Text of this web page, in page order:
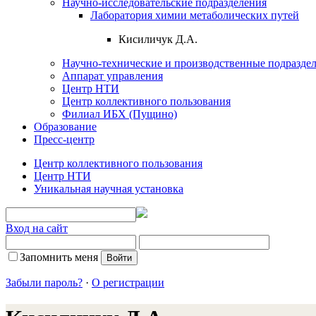
Лаборатория химии метаболических путей
Кисиличук Д.А.
Научно-технические и производственные
Аппарат управления
Центр НТИ
Центр коллективного пользования
Филиал ИБХ (Пущино)
Образование
Пресс-центр
Центр коллективного пользования
Центр НТИ
Уникальная научная установка
Вход на сайт
Запомнить меня
Забыли пароль? · О регистрации